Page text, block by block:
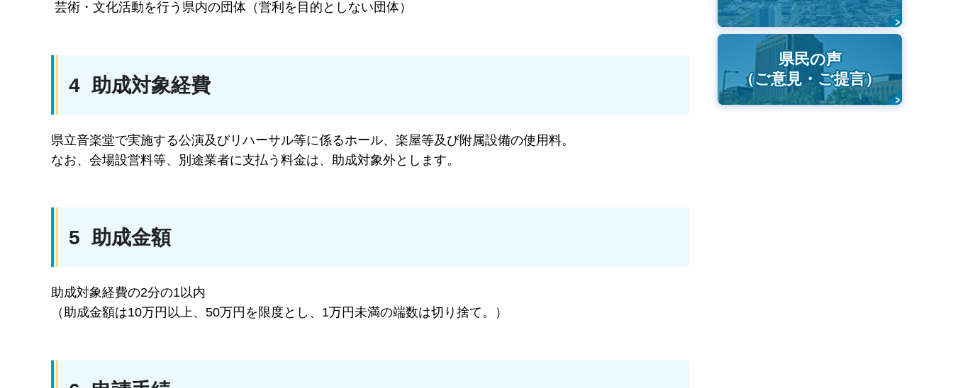
芸術・文化活動を行う県内の団体（営利を目的としない団体）
4 助成対象経費
県立音楽堂で実施する公演及びリハーサル等に係るホール、楽屋等及び附属設備の使用料。
なお、会場設営料等、別途業者に支払う料金は、助成対象外とします。
5 助成金額
助成対象経費の2分の1以内
（助成金額は10万円以上、50万円を限度とし、1万円未満の端数は切り捨て。）
県民の声
（ご意見・ご提言）